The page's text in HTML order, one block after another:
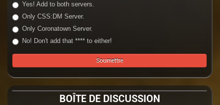
Yes! Add to both servers.
Only CSS:DM Server.
Only Coronatown Server.
No! Don't add that **** to either!
BOÎTE DE DISCUSSION